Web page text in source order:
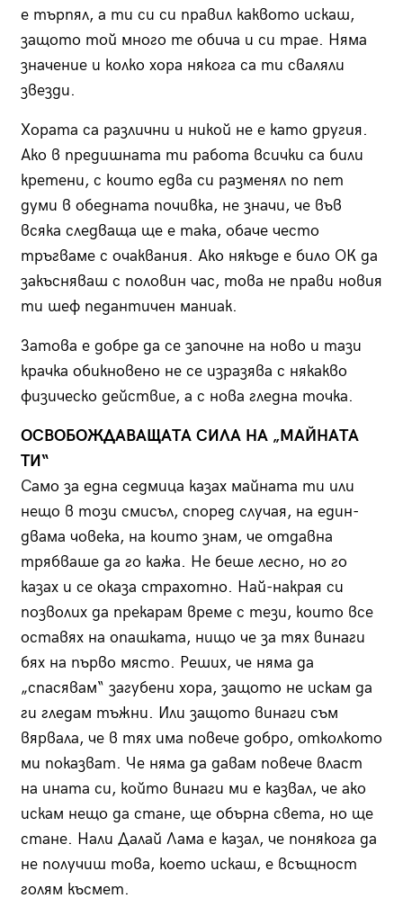
е търпял, а ти си си правил каквото искаш,
защото той много те обича и си трае. Няма
значение и колко хора някога са ти сваляли
звезди.
Хората са различни и никой не е като другия.
Ако в предишната ти работа всички са били
кретени, с които едва си разменял по пет
думи в обедната почивка, не значи, че във
всяка следваща ще е така, обаче често
тръгваме с очаквания. Ако някъде е било ОК да
закъсняваш с половин час, това не прави новия
ти шеф педантичен маниак.
Затова е добре да се започне на ново и тази
крачка обикновено не се изразява с някакво
физическо действие, а с нова гледна точка.
ОСВОБОЖДАВАЩАТА СИЛА НА „МАЙНАТА
ТИ“
Само за една седмица казах майната ти или
нещо в този смисъл, според случая, на един-
двама човека, на които знам, че отдавна
трябваше да го кажа. Не беше лесно, но го
казах и се оказа страхотно. Най-накрая си
позволих да прекарам време с тези, които все
оставях на опашката, нищо че за тях винаги
бях на първо място. Реших, че няма да
„спасявам“ загубени хора, защото не искам да
ги гледам тъжни. Или защото винаги съм
вярвала, че в тях има повече добро, отколкото
ми показват. Че няма да давам повече власт
на ината си, който винаги ми е казвал, че ако
искам нещо да стане, ще обърна света, но ще
стане. Нали Далай Лама е казал, че понякога да
не получиш това, което искаш, е всъщност
голям късмет.